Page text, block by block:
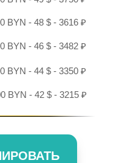
BYN - 48 $ - 3616 ₽
BYN - 46 $ - 3482 ₽
BYN - 44 $ - 3350 ₽
BYN - 42 $ - 3215 ₽